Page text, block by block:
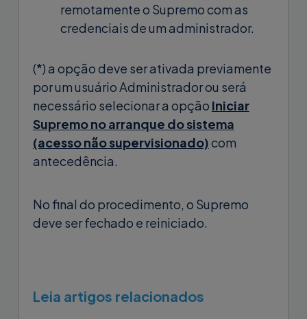
remotamente o Supremo com as
credenciais de um administrador.
(*) a opção deve ser ativada previamente
por um usuário Administrador ou será
necessário selecionar a opção Iniciar
Supremo no arranque do sistema
(acesso não supervisionado)com
antecedência.
No final do procedimento, o Supremo
deve ser fechado e reiniciado.
Leia artigos relacionados